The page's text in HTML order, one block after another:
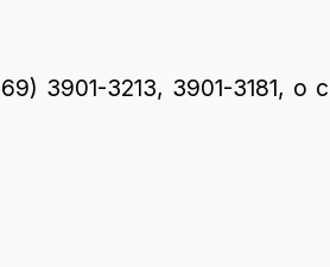
3901-3213, 3901-3181,